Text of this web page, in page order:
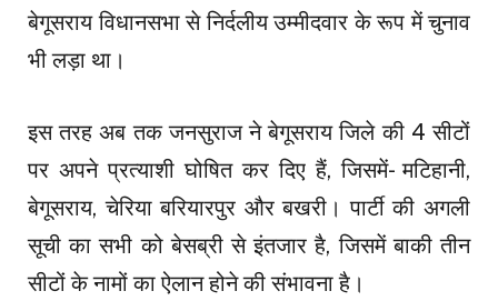
बेगूसराय विधानसभा से निर्दलीय उम्मीदवार के रूप में चुनाव
भी लड़ा था।
इस तरह अब तक जनसुराज ने बेगूसराय जिले की 4 सीटों
पर अपने प्रत्याशी घोषित कर दिए हैं, जिसमें- मटिहानी,
बेगूसराय, चेरिया बरियारपुर और बखरी। पार्टी की अगली
सूची का सभी को बेसब्री से इंतजार है, जिसमें बाकी तीन
सीटों के नामों का ऐलान होने की संभावना है।